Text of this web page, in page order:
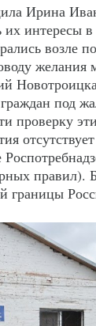
Ирина
их интересы
возле
желания
под
проверку
правил).
границы